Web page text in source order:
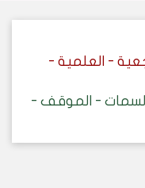
- العلمية -
﴿السمات - الموقف -